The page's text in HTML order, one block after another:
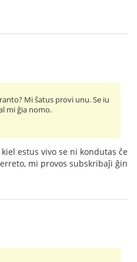
Mi ŝatus provi unu. Se iu
mi ĝia nomo.
estus vivo se ni kondutas ĉe
mi provos subskribaĵi ĝin